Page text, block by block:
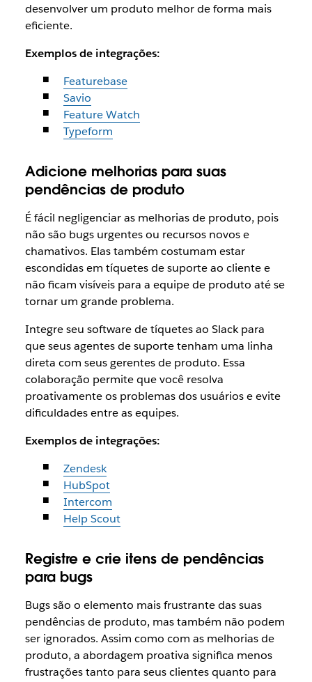
desenvolver um produto melhor de forma mais
eficiente.
Exemplos de integrações:
Featurebase
Savio
Feature Watch
Typeform
Adicione melhorias para suas
pendências de produto
É fácil negligenciar as melhorias de produto, pois
não são bugs urgentes ou recursos novos e
chamativos. Elas também costumam estar
escondidas em tíquetes de suporte ao cliente e
não ficam visíveis para a equipe de produto até se
tornar um grande problema.
Integre seu software de tíquetes ao Slack para
que seus agentes de suporte tenham uma linha
direta com seus gerentes de produto. Essa
colaboração permite que você resolva
proativamente os problemas dos usuários e evite
dificuldades entre as equipes.
Exemplos de integrações:
Zendesk
HubSpot
Intercom
Help Scout
Registre e crie itens de pendências
para bugs
Bugs são o elemento mais frustrante das suas
pendências de produto, mas também não podem
ser ignorados. Assim como com as melhorias de
produto, a abordagem proativa significa menos
frustrações tanto para seus clientes quanto para